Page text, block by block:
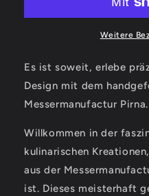
handgefertigt
aus
hochwertigem
Nussbaumholz
I
16cm
I
aus
I
16cm
Weitere
Es ist soweit, erlebe
Design mit dem
Messermanufactur Pirna.
Willkommen in der
kulinarischen
aus der
ist. Dieses meisterhaft